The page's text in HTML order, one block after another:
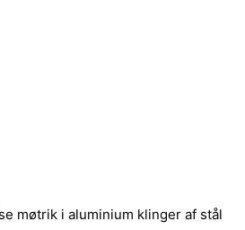
møtrik i aluminium klinger af stål